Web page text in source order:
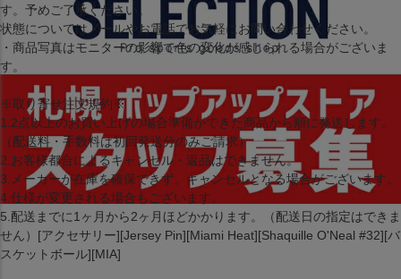
す。予めご了承ください。
状態についてはメールやお電話でお気軽にお問い合わせください。
・商品写真はモニターの影響で色の変化が感じられる場合がございま
す。
※取り寄せ注文規約※
1.2点以上のお買い上げの場合準備ができた商品から順に発送します。
（配送料・手数料は初回発送分のみご請求）
2.お客様都合によるキャンセル・返品はできません。
3.メーカーが在庫を確保できず、キャンセルとなる場合がございます。
4.仕様が変更される場合もございます。
5.配送までに1ヶ月から2ヶ月ほどかかります。（配送日の指定はできま
せん）[アクセサリー][Jersey Pin][Miami Heat][Shaquille O'Neal #32][バ
スケットボール][MIA]